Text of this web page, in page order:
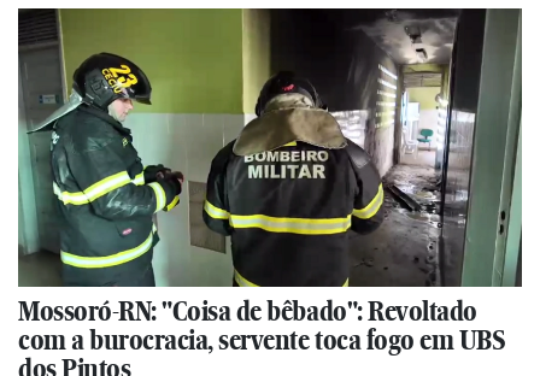
Mossoró-RN: "Coisa de bêbado": Revoltado
com a burocracia, servente toca fogo em UBS
dos Pintos